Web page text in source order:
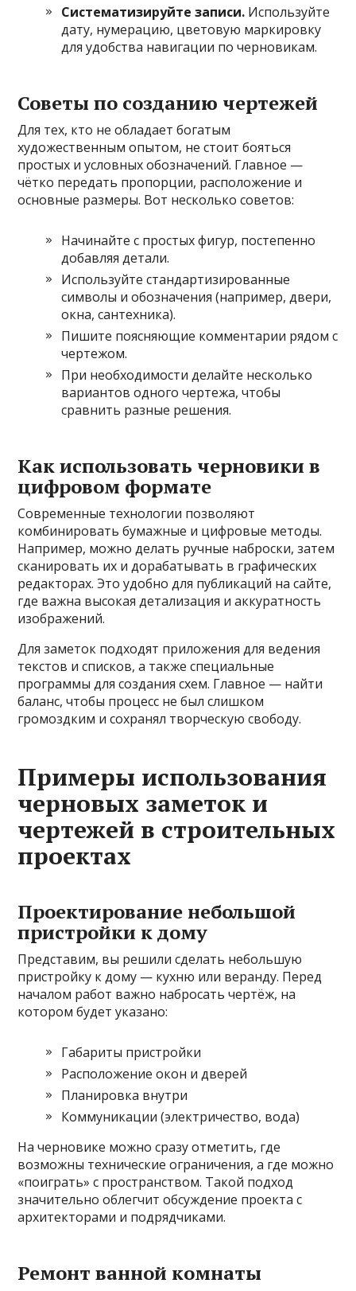
Систематизируйте записи. Используйте
дату, нумерацию, цветовую маркировку
для удобства навигации по черновикам.
Советы по созданию чертежей
Для тех, кто не обладает богатым
художественным опытом, не стоит бояться
простых и условных обозначений. Главное —
чётко передать пропорции, расположение и
основные размеры. Вот несколько советов:
Начинайте с простых фигур, постепенно
добавляя детали.
Используйте стандартизированные
символы и обозначения (например, двери,
окна, сантехника).
Пишите поясняющие комментарии рядом с
чертежом.
При необходимости делайте несколько
вариантов одного чертежа, чтобы
сравнить разные решения.
Как использовать черновики в
цифровом формате
Современные технологии позволяют
комбинировать бумажные и цифровые методы.
Например, можно делать ручные наброски, затем
сканировать их и дорабатывать в графических
редакторах. Это удобно для публикаций на сайте,
где важна высокая детализация и аккуратность
изображений.
Для заметок подходят приложения для ведения
текстов и списков, а также специальные
программы для создания схем. Главное — найти
баланс, чтобы процесс не был слишком
громоздким и сохранял творческую свободу.
Примеры использования
черновых заметок и
чертежей в строительных
проектах
Проектирование небольшой
пристройки к дому
Представим, вы решили сделать небольшую
пристройку к дому — кухню или веранду. Перед
началом работ важно набросать чертёж, на
котором будет указано:
Габариты пристройки
Расположение окон и дверей
Планировка внутри
Коммуникации (электричество, вода)
На черновике можно сразу отметить, где
возможны технические ограничения, а где можно
«поиграть» с пространством. Такой подход
значительно облегчит обсуждение проекта с
архитекторами и подрядчиками.
Ремонт ванной комнаты